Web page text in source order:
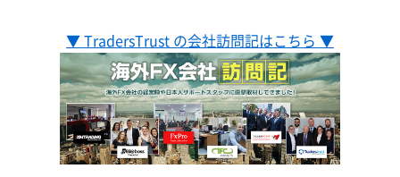
▼ TradersTrust の会社訪問記はこちら ▼